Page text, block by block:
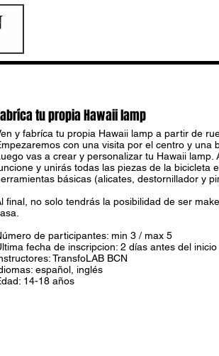
tu propia Hawaii lamp
y fabríca tu propia Hawaii lamp a partir de
con una visita por el centro y una
vas a crear y personalizar tu Hawaii
y unirás todas las piezas de la bicicleta
básicas (alicates, destornillador y
final, no solo tendrás la posibilidad de ser
de participantes: min 3 / max 5
fecha de inscripcion: 2 días antes del
TransfoLAB BCN
español, inglés
14-18 años